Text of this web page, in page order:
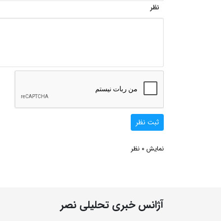
نظر
ثبت نظر
نمایش 0 نظر
آژانس خبری تحلیلی نصر